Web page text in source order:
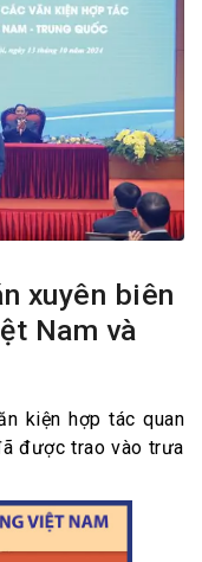
xuyên biên
Nam và
kiện hợp tác quan
được trao vào trưa